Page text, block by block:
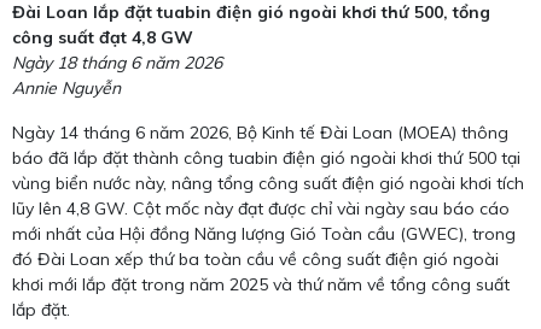
Đài Loan lắp đặt tuabin điện gió ngoài khơi thứ 500, tổng
công suất đạt 4,8 GW
Ngày 18 tháng 6 năm 2026
Annie Nguyễn
Ngày 14 tháng 6 năm 2026, Bộ Kinh tế Đài Loan (MOEA) thông
báo đã lắp đặt thành công tuabin điện gió ngoài khơi thứ 500 tại
vùng biển nước này, nâng tổng công suất điện gió ngoài khơi tích
lũy lên 4,8 GW. Cột mốc này đạt được chỉ vài ngày sau báo cáo
mới nhất của Hội đồng Năng lượng Gió Toàn cầu (GWEC), trong
đó Đài Loan xếp thứ ba toàn cầu về công suất điện gió ngoài
khơi mới lắp đặt trong năm 2025 và thứ năm về tổng công suất
lắp đặt.